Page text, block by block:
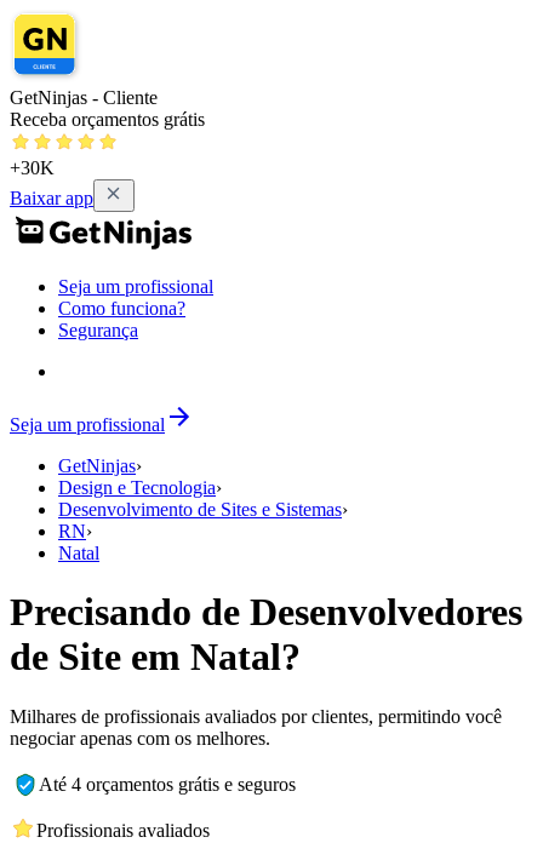
GetNinjas - Cliente
Receba orçamentos grátis
+30K
Baixar app
Seja um profissional
Como funciona?
Segurança
Seja um profissional
GetNinjas›
Design e Tecnologia›
Desenvolvimento de Sites e Sistemas›
RN›
Natal
Precisando de Desenvolvedores
de Site em Natal?
Milhares de profissionais avaliados por clientes, permitindo você
negociar apenas com os melhores.
Até 4 orçamentos grátis e seguros
Profissionais avaliados